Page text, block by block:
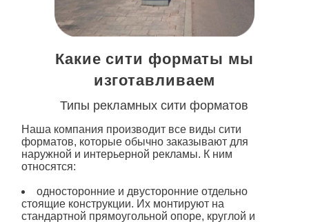
Какие сити форматы мы
изготавливаем
Типы рекламных сити форматов
Наша компания производит все виды сити
форматов, которые обычно заказывают для
наружной и интерьерной рекламы. К ним
относятся:
односторонние и двусторонние отдельно
стоящие конструкции. Их монтируют на
стандартной прямоугольной опоре, круглой и